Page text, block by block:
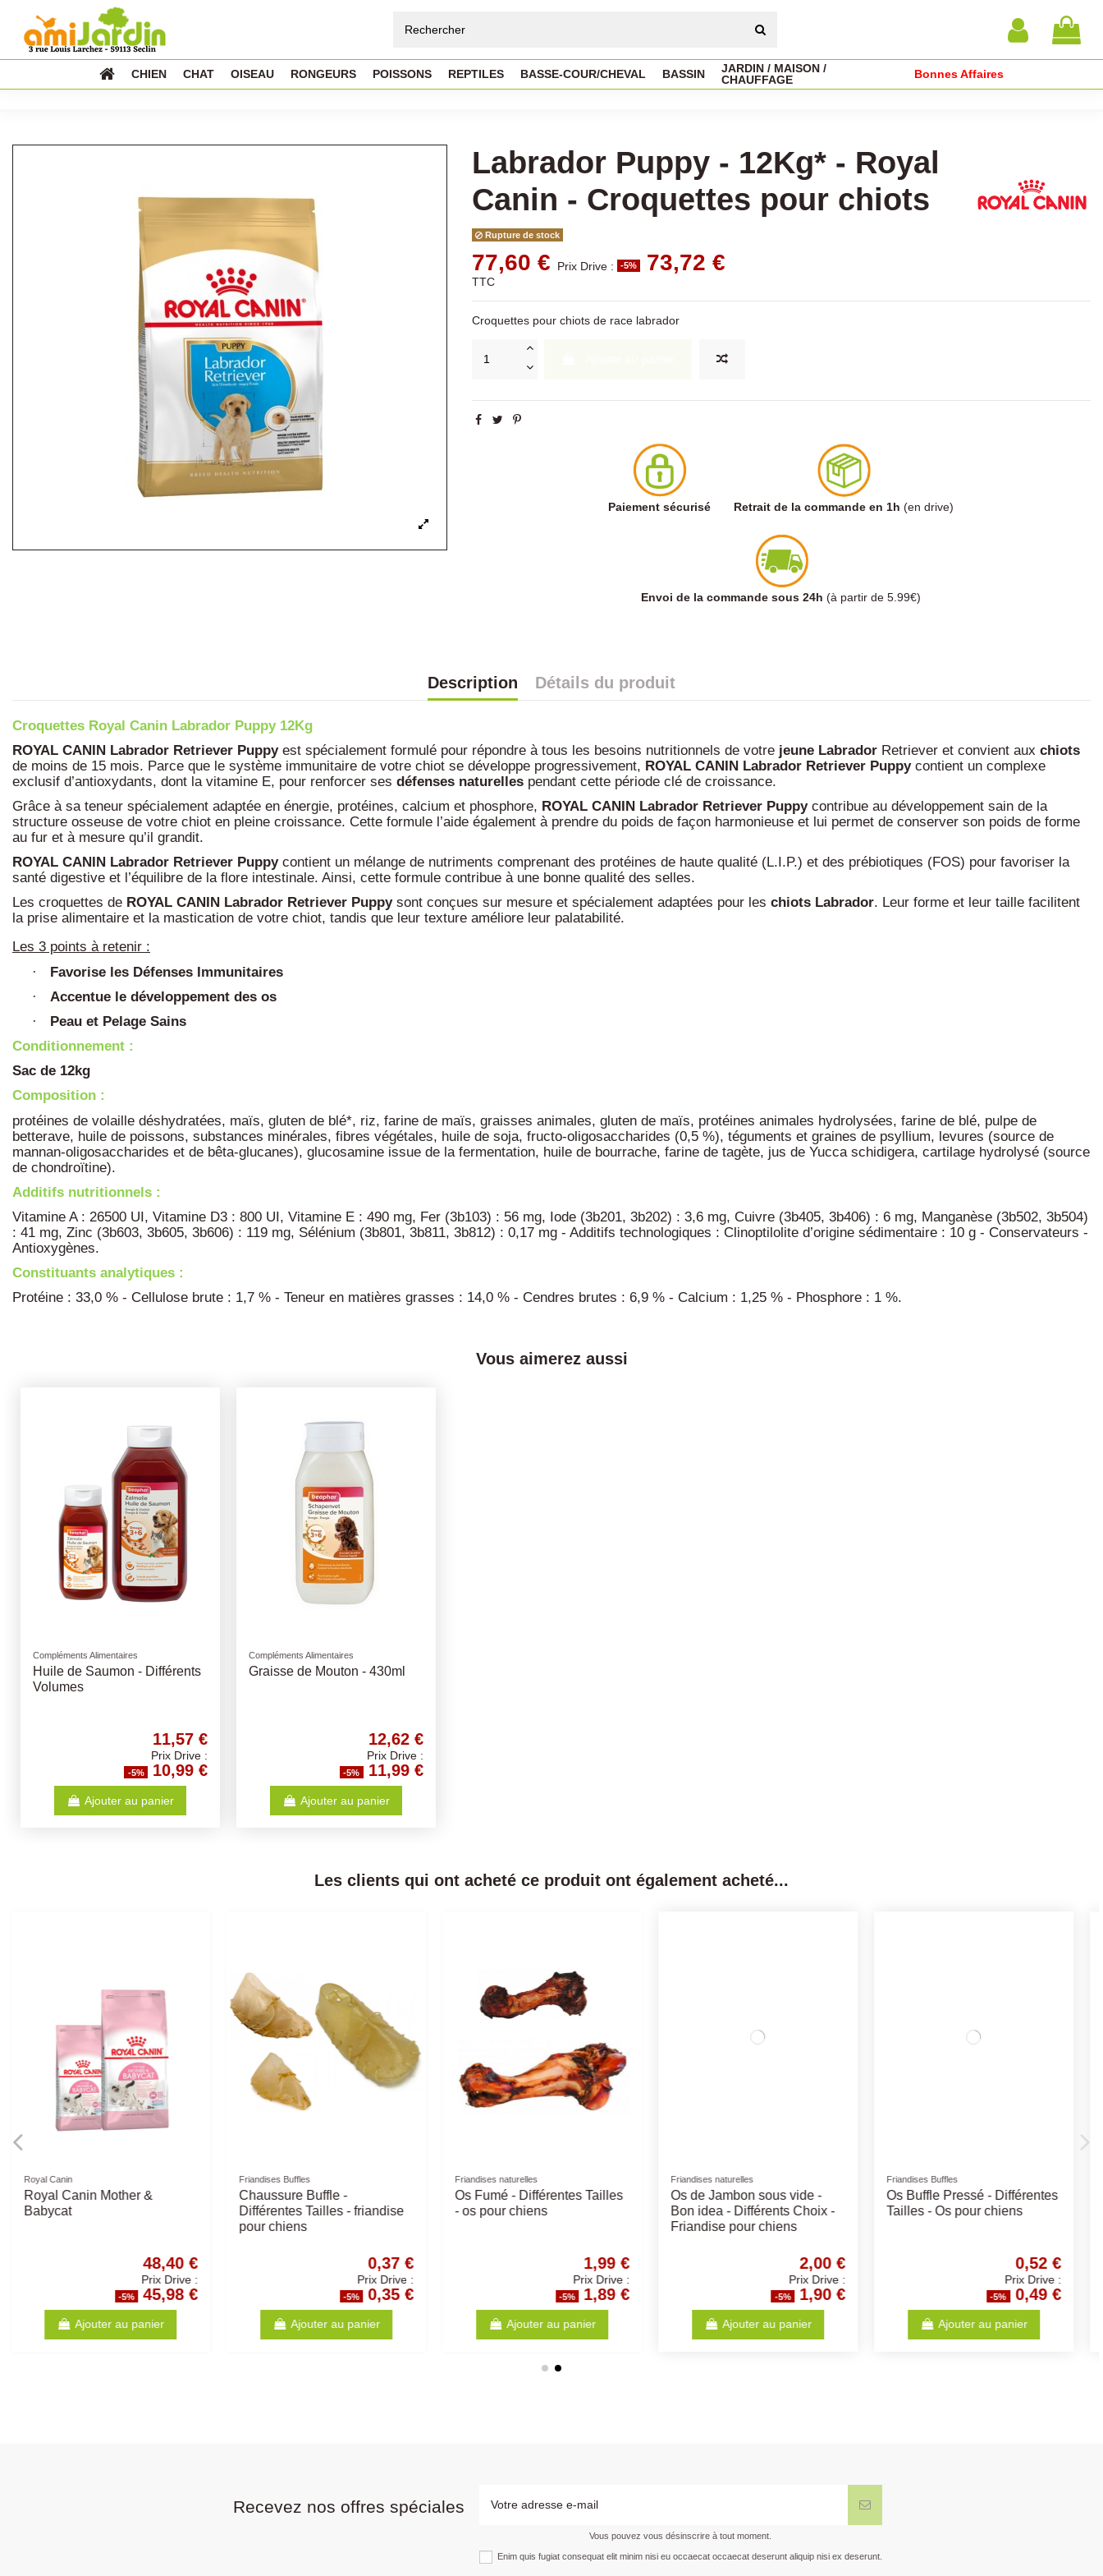
CHIEN CHAT OISEAU RONGEURS POISSONS REPTILES BASSE-COUR/CHEVAL BASSIN
JARDIN / MAISON /
CHAUFFAGE
Bonnes Affaires
Labrador Puppy - 12Kg* - Royal
Canin - Croquettes pour chiots
Rupture de stock
77,60 € Prix Drive : -5% 73,72 €
TTC
Croquettes pour chiots de race labrador
Paiement sécurisé Retrait de la commande en 1h (en drive)
Envoi de la commande sous 24h (à partir de 5.99€)
Description Détails du produit
Croquettes Royal Canin Labrador Puppy 12Kg
ROYAL CANIN Labrador Retriever Puppyest spécialement formulé pour répondre à tous les besoins nutritionnels de votre jeune Labrador Retriever et convient aux chiots
de moins de 15 mois. Parce que le système immunitaire de votre chiot se développe progressivement, ROYAL CANIN Labrador Retriever Puppycontient un complexe
exclusif d’antioxydants, dont la vitamine E, pour renforcer ses défenses naturelles pendant cette période clé de croissance.
Grâce à sa teneur spécialement adaptée en énergie, protéines, calcium et phosphore, ROYAL CANIN Labrador Retriever Puppycontribue au développement sain de la
structure osseuse de votre chiot en pleine croissance. Cette formule l’aide également à prendre du poids de façon harmonieuse et lui permet de conserver son poids de forme
au fur et à mesure qu’il grandit.
ROYAL CANIN Labrador Retriever Puppycontient un mélange de nutriments comprenant des protéines de haute qualité (L.I.P.) et des prébiotiques (FOS) pour favoriser la
santé digestive et l’équilibre de la flore intestinale. Ainsi, cette formule contribue à une bonne qualité des selles.
Les croquettes de ROYAL CANIN Labrador Retriever Puppysont conçues sur mesure et spécialement adaptées pour les chiots Labrador. Leur forme et leur taille facilitent
la prise alimentaire et la mastication de votre chiot, tandis que leur texture améliore leur palatabilité.
Les 3 points à retenir :
· Favorise les Défenses Immunitaires
· Accentue le développement des os
·
Peau et Pelage Sains
Conditionnement :
Sac de 12kg
Composition :
protéines de volaille déshydratées, maïs, gluten de blé*, riz, farine de maïs, graisses animales, gluten de maïs, protéines animales hydrolysées, farine de blé, pulpe de
betterave, huile de poissons, substances minérales, fibres végétales, huile de soja, fructo-oligosaccharides (0,5 %), téguments et graines de psyllium, levures (source de
mannan-oligosaccharides et de bêta-glucanes), glucosamine issue de la fermentation, huile de bourrache, farine de tagète, jus de Yucca schidigera, cartilage hydrolysé (source
de chondroïtine).
Additifs nutritionnels :
Vitamine A : 26500 UI, Vitamine D3 : 800 UI, Vitamine E : 490 mg, Fer (3b103) : 56 mg, Iode (3b201, 3b202) : 3,6 mg, Cuivre (3b405, 3b406) : 6 mg, Manganèse (3b502, 3b504)
: 41 mg, Zinc (3b603, 3b605, 3b606) : 119 mg, Sélénium (3b801, 3b811, 3b812) : 0,17 mg - Additifs technologiques : Clinoptilolite d’origine sédimentaire : 10 g - Conservateurs -
Antioxygènes.
Constituants analytiques :
Protéine : 33,0 % - Cellulose brute : 1,7 % - Teneur en matières grasses : 14,0 % - Cendres brutes : 6,9 % - Calcium : 1,25 % - Phosphore : 1 %.
Vous aimerez aussi
Compléments Alimentaires
Huile de Saumon - Différents
Volumes
11,57 €
Prix Drive :
-5% 10,99 €
Ajouter au panier
Compléments Alimentaires
Graisse de Mouton - 430ml
12,62 €
Prix Drive :
-5% 11,99 €
Ajouter au panier
Les clients qui ont acheté ce produit ont également acheté...
Friandises naturelles
Os de Jambon sous vide -
Bon idea - Différents Choix -
2,00 €
Prix Drive :
-5% 1,90 €
Ajouter au panier
Friandises Buffles
Os Buffle Pressé - Différentes
Tailles - Os pour chiens
0,52 €
Prix Drive :
-5% 0,49 €
Ajouter au panier
Friandises naturelles
Oreille de Porc Fumée -
Friandise chien
1,04 €
Prix Drive :
-5% 0,99 €
Ajouter au panier
Friandises naturelles
Bois de Cerf Tranché -
Différentes Tailles - friandise
pour chiens
19,99 €
Prix Drive :
-5% 18,99 €
Voir
Soins et Nettoyants
Lingettes
Pattes/Pelage/Yeux/Oreilles -
11,57 €
Prix Drive :
-5% 10,99 €
Voir
Recevez nos offres spéciales
Vous pouvez vous désinscrire à tout moment.
Enim quis fugiat consequat elit minim nisi eu occaecat occaecat deserunt aliquip nisi ex deserunt.